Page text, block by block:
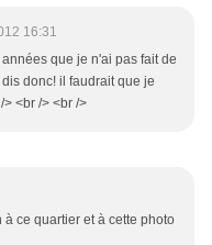
16:31
que je n'ai pas fait de
donc! il faudrait que je
<br /> <br />
ce quartier et à cette photo